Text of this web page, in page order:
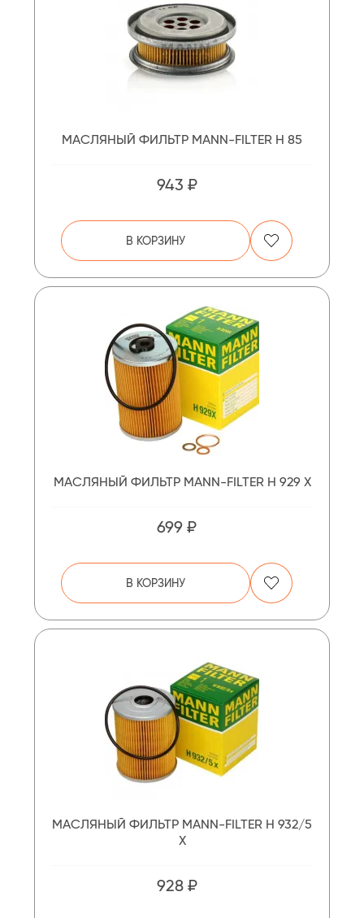
МАСЛЯНЫЙ ФИЛЬТР MANN-FILTER H 85
943 ₽
В КОРЗИНУ
МАСЛЯНЫЙ ФИЛЬТР MANN-FILTER H 929 X
699 ₽
В КОРЗИНУ
МАСЛЯНЫЙ ФИЛЬТР MANN-FILTER H 932/5
X
928 ₽